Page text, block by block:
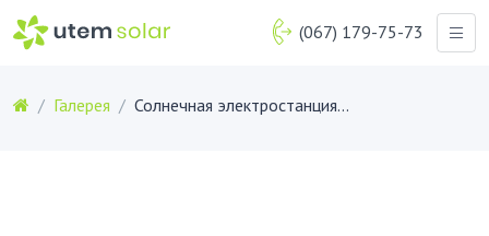
(067) 179-75-73
Галерея Солнечная электростанция 30 кВт под Зеленый тариф в городе Врадиевка, Николаевская область